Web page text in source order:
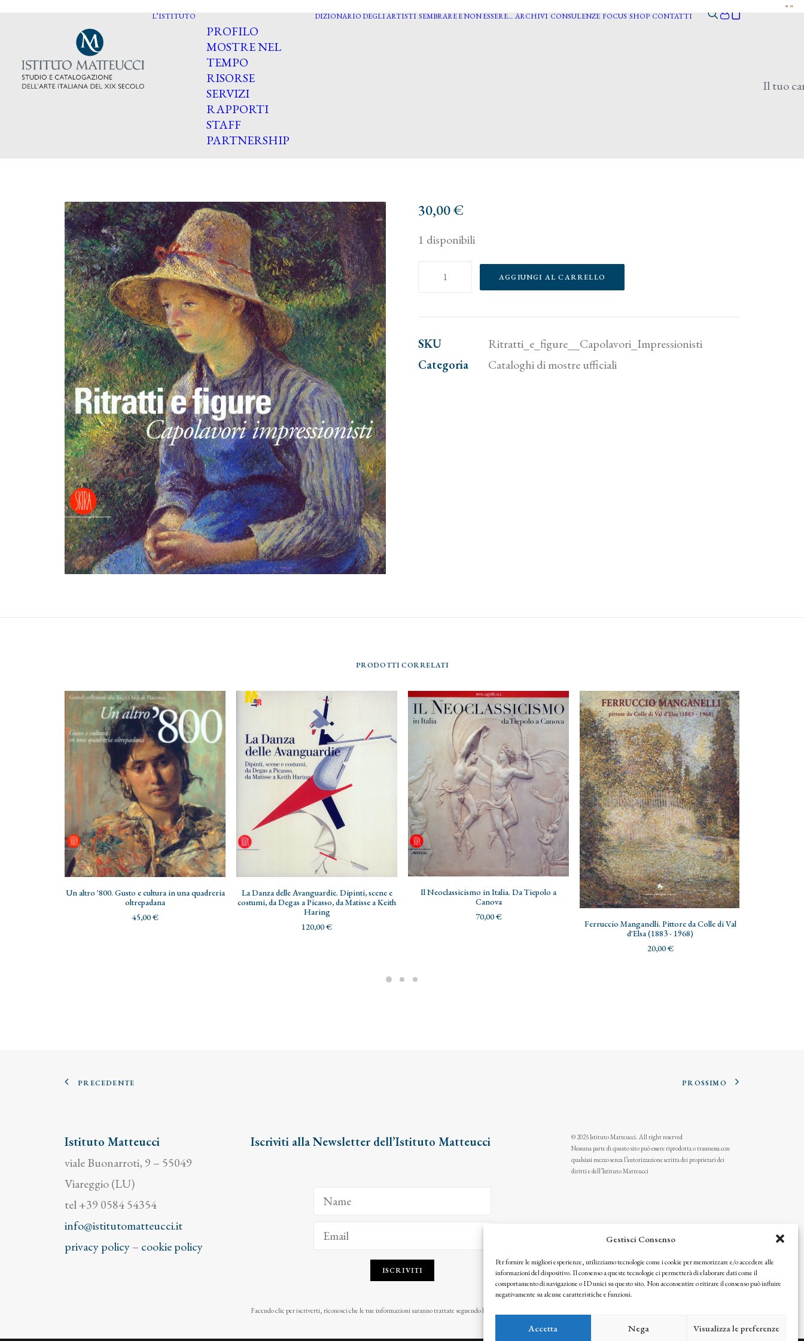
Gestisci Consenso
Per fornire le migliori esperienze, utilizziamo tecnologie come i cookie per memorizzare e/o accedere alle
informazioni del dispositivo. Il consenso a queste tecnologie ci permetterà di elaborare dati come il
comportamento di navigazione o ID unici su questo sito. Non acconsentire o ritirare il consenso può influire
negativamente su alcune caratteristiche e funzioni.
Accetta Nega Visualizza le preferenze
L’ISTITUTO
PROFILO
MOSTRE NEL
TEMPO
RISORSE
SERVIZI
RAPPORTI
STAFF
PARTNERSHIP
DIZIONARIO DEGLI ARTISTI SEMBRARE E NON ESSERE… ARCHIVI CONSULENZE FOCUS SHOP CONTATTI
Il tuo
30,00€
1 disponibili
Ritratti
quantità
AGGIUNGI AL CARRELLO
SKU
Ritratti_e_figure__Capolavori_Impressionisti
Categoria
Cataloghi di mostre ufficiali
PRODOTTI CORRELATI
AGGIUNGI AL CARRELLO
Un altro '800. Gusto e cultura in una quadreria
oltrepadana
45,00€
AGGIUNGI AL CARRELLO
La Danza delle Avanguardie. Dipinti, scene e
costumi, da Degas a Picasso, da Matisse a Keith
Haring
120,00€
AGGIUNGI AL CARRELLO
Il Neoclassicismo in Italia. Da Tiepolo a
Canova
70,00€ AGGIUNGI AL CARRELLO
Ferruccio Manganelli. Pittore da Colle di Val
d'Elsa (1883 - 1968)
20,00€
PRECEDENTE PROSSIMO
Istituto Matteucci
viale Buonarroti, 9 – 55049
Viareggio (LU)
tel +39 0584 54354
info@istitutomatteucci.it
privacy policy– cookie policy
Iscriviti alla Newsletter dell’Istituto Matteucci
ISCRIVITI
Facendo clic per iscriverti, riconosci che le tue informazioni saranno trattate seguendo la nostra
© 2025 Istituto Matteucci. All right reserved
Nessuna parte di questo sito può essere riprodotta o trasmessa con
qualsiasi mezzo senza l’autorizzazione scritta dei proprietari dei
diritti e dell’Istituto Matteucci